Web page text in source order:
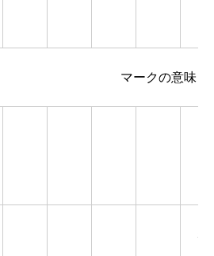
マークの意味
5.5